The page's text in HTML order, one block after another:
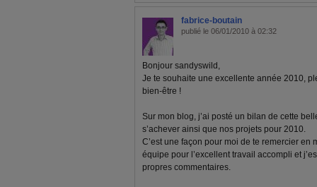
fabrice-boutain
publié le 06/01/2010 à 02:32
Bonjour sandyswild,
Je te souhaite une excellente année 2010,
bien-être !
Sur mon blog, j’ai posté un bilan de cette
s’achever ainsi que nos projets pour 2010.
C’est une façon pour moi de te remercier en
équipe pour l’excellent travail accompli et
propres commentaires.